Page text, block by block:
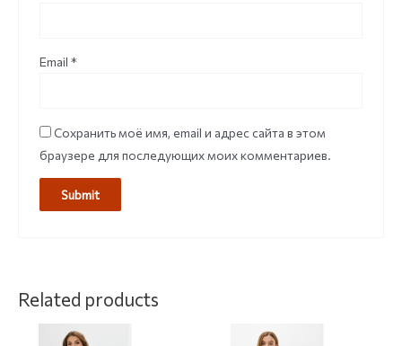
Email *
Сохранить моё имя, email и адрес сайта в этом
браузере для последующих моих комментариев.
Related products